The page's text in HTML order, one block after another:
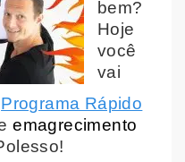
bem?
Hoje
você
vai
Programa Rápido
emagrecimento